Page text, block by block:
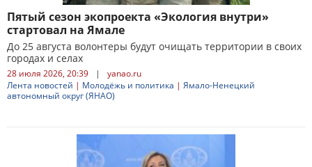
Пятый сезон экопроекта «Экология внутри»
стартовал на Ямале
До 25 августа волонтеры будут очищать территории в своих
городах и селах
28 июля 2026, 20:39 |
yanao.ru
Лента новостей | Молодёжь и политика | Ямало-Ненецкий
автономный округ (ЯНАО)